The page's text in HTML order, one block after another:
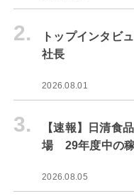
2.
トップインタビ
社長
2026.08.01
3.
【速報】日清食
場 29年度中の
2026.08.05